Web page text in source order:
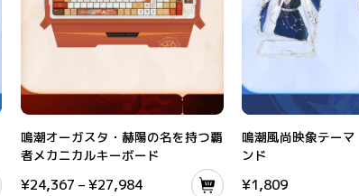
鳴潮オーガスタ・赫陽の名を持つ覇
者メカニカルキーボード
¥24,367 –¥27,984
鳴潮風尚映象テー
ンド
¥1,809